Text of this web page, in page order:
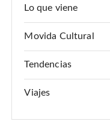
Lo que viene
Movida Cultural
Tendencias
Viajes